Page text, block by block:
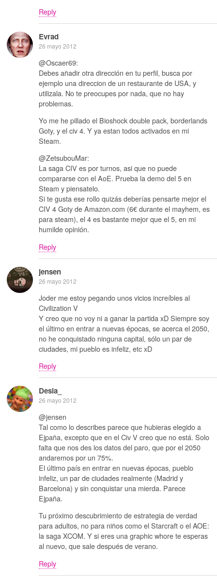
Reply
Evrad
26 mayo 2012
@Oscaer69:
Debes añadir otra dirección en tu perfil, busca por
ejemplo una direccion de un restaurante de USA, y
utilizala. No te preocupes por nada, que no hay
problemas.
Yo me he pillado el Bioshock double pack, borderlands
Goty, y el civ 4. Y ya estan todos activados en mi
Steam.
@ZetsubouMar:
La saga CIV es por turnos, asi que no puede
compararse con el AoE. Prueba la demo del 5 en
Steam y piensatelo.
Si te gusta ese rollo quizás deberías pensarte mejor el
CIV 4 Goty de Amazon.com (6€ durante el mayhem, es
para steam), el 4 es bastante mejor que el 5, en mi
humilde opinión.
Reply
jensen
26 mayo 2012
Joder me estoy pegando unos vicios increíbles al
Civilization V
Y creo que no voy ni a ganar la partida xD Siempre soy
el último en entrar a nuevas épocas, se acerca el 2050,
no he conquistado ninguna capital, sólo un par de
ciudades, mi pueblo es infeliz, etc xD
Reply
Desia_
26 mayo 2012
@jensen
Tal como lo describes parece que hubieras elegido a
Ejpaña, excepto que en el Civ V creo que no está. Solo
falta que nos des los datos del paro, que por el 2050
andaremos por un 75%.
El último país en entrar en nuevas épocas, pueblo
infeliz, un par de ciudades realmente (Madrid y
Barcelona) y sin conquistar una mierda. Parece
Ejpaña.
Tu próximo descubrimiento de estrategia de verdad
para adultos, no para niños como el Starcraft o el AOE:
la saga XCOM. Y si eres una graphic whore te esperas
al nuevo, que sale después de verano.
Reply